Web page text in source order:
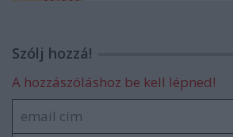
Szólj hozzá!
A hozzászóláshoz be kell lépned!